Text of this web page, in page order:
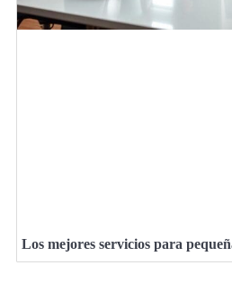
Los mejores servicios para